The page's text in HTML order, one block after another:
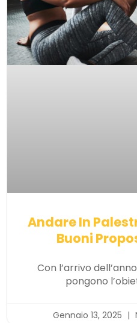
Andare In
Buoni
Con l’arrivo
pongono
Gennaio 13, 2025